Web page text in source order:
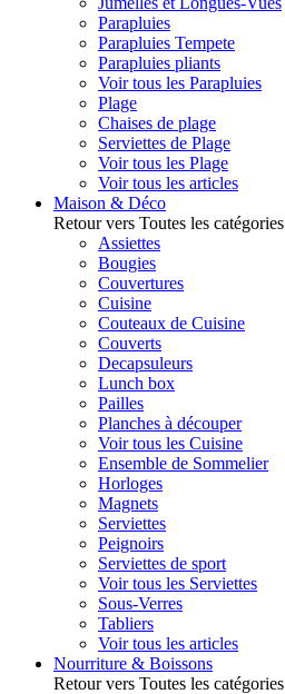
Parapluies
Parapluies Tempete
Parapluies pliants
Voir tous les Parapluies
Plage
Chaises de plage
Serviettes de Plage
Voir tous les Plage
Voir tous les articles
Maison & Déco
Retour vers Toutes les catégories
Assiettes
Bougies
Couvertures
Cuisine
Couteaux de Cuisine
Couverts
Decapsuleurs
Lunch box
Pailles
Planches à découper
Voir tous les Cuisine
Ensemble de Sommelier
Horloges
Magnets
Serviettes
Peignoirs
Serviettes de sport
Voir tous les Serviettes
Sous-Verres
Tabliers
Voir tous les articles
Nourriture & Boissons
Retour vers Toutes les catégories